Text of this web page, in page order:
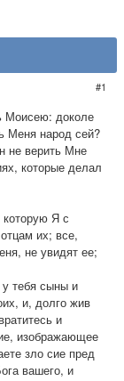
1
Моисею: доколе
Меня народ сей?
не верить Мне
которые делал
Я с
их; все,
не увидят ее;
тебя сыны и
и, долго жив
и
изображающее
зло сие пред
вашего, и